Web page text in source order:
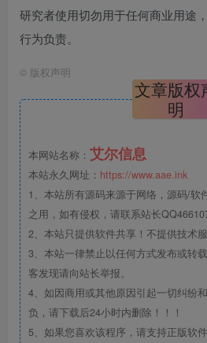
研究者使用切勿用于任何商业用途
行为负责。
© 版权声明
文章版权
明
本网站名称： 艾尔信息
本站永久网址： https://www.aae.ink
1、本站所有源码来源于网络，源码/软
之用，如有侵权，请联系站长
2、本站只提供软件共享！不提供技术服
3、本站一律禁止以任何方式发布或转
客发现请向站长举报。
4、如因商用或其他原因引起一切纠纷
负，请下载后24小时内删除！！！
5、如果您喜欢该程序，请支持正版软